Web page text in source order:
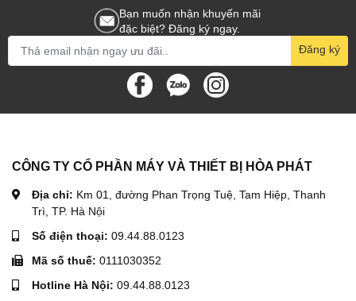
Bạn muốn nhận khuyến mãi
đặc biệt? Đăng ký ngay.
Đăng ký
CÔNG TY CỔ PHẦN MÁY VÀ THIẾT BỊ HÒA PHÁT
Địa chỉ: Km 01, đường Phan Trọng Tuệ, Tam Hiệp, Thanh
Trì, TP. Hà Nội
Số điện thoại: 09.44.88.0123
Mã số thuế: 0111030352
Hotline Hà Nội: 09.44.88.0123